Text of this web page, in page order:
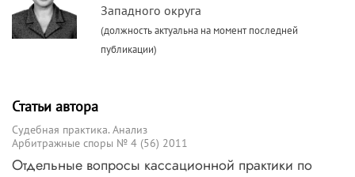
Западного округа
(должность актуальна на момент последней
публикации)
Статьи автора
Судебная практика. Анализ
Арбитражные споры № 4 (56) 2011
Отдельные вопросы кассационной практики по